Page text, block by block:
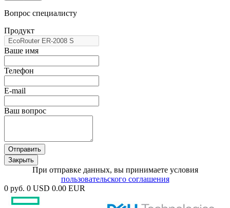
Вопрос специалисту
Продукт
Ваше имя
Телефон
E-mail
Ваш вопрос
Отправить
Закрыть
При отправке данных, вы принимаете условия
пользовательского соглашения
0 руб. 0 USD 0.00 EUR